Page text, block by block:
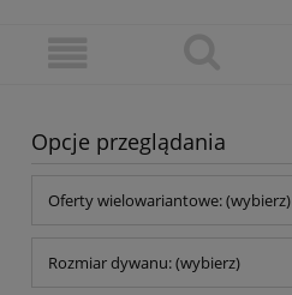
Opcje przeglądania
Oferty wielowariantowe: (wybierz)
Rozmiar dywanu: (wybierz)